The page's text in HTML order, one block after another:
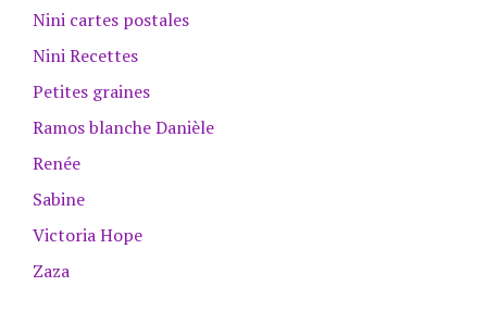
Nini cartes postales
Nini Recettes
Petites graines
Ramos blanche Danièle
Renée
Sabine
Victoria Hope
Zaza